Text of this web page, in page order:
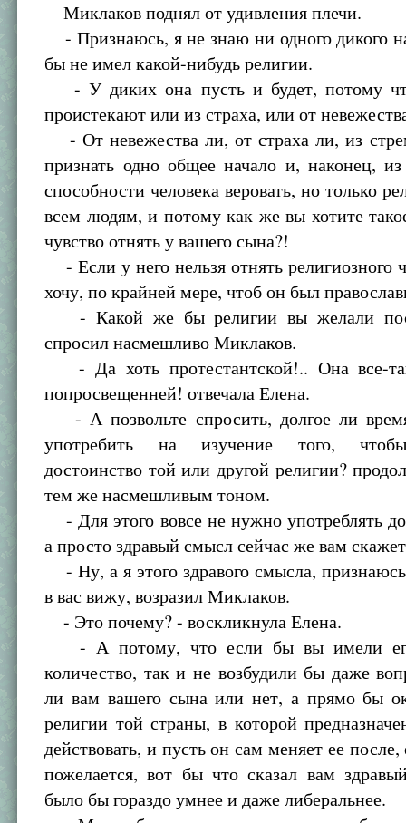
Миклаков поднял от удивления плечи.
- Признаюсь, я не знаю ни одного дикого
бы не имел какой-нибудь религии.
- У диких она пусть и будет, потому
проистекают или из страха, или от
- От невежества ли, от страха ли, из
признать одно общее начало и, наконец,
способности человека веровать, но только
всем людям, и потому как же вы хотите
чувство отнять у вашего сына?!
- Если у него нельзя отнять религиозного
хочу, по крайней мере, чтоб он был
- Какой же бы религии вы желали
спросил насмешливо Миклаков.
- Да хоть протестантской!.. Она все-
попросвещенней! отвечала Елена.
- А позвольте спросить, долгое ли
употребить на изучение того,
достоинство той или другой религии?
тем же насмешливым тоном.
- Для этого вовсе не нужно употреблять
а просто здравый смысл сейчас же вам
- Ну, а я этого здравого смысла,
в вас вижу, возразил Миклаков.
- Это почему? - воскликнула Елена.
- А потому, что если бы вы имели его
количество, так и не возбудили бы даже
ли вам вашего сына или нет, а прямо бы
религии той страны, в которой
действовать, и пусть он сам меняет ее
пожелается, вот бы что сказал вам
было бы гораздо умнее и даже либеральнее.